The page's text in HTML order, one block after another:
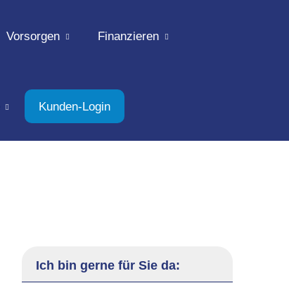
Vorsorgen Finanzieren
Kunden-Login
Ich bin gerne für Sie da: